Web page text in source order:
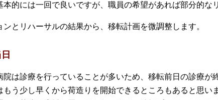
本的には一回で良いですが、職員の希望があれば部分的な
ンとリハーサルの結果から、移転計画を微調整します。
院は診療を行っていることが多いため、移転前日の診療
もう少し早くから荷造りを開始できるところもあると思